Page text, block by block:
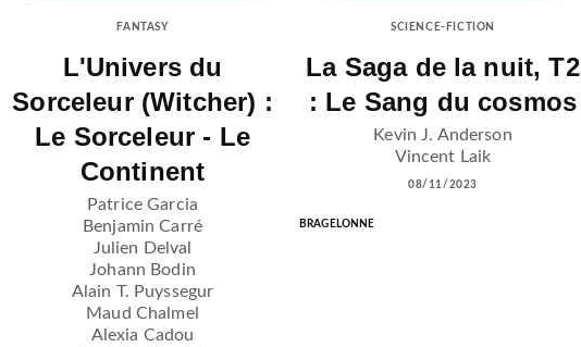
FANTASY
L'Univers du
Sorceleur (Witcher) :
Le Sorceleur - Le
Continent
Patrice Garcia
Benjamin Carré
Julien Delval
Johann Bodin
Alain T. Puyssegur
Maud Chalmel
Alexia Cadou
SCIENCE-FICTION
La Saga de la nuit, T2
: Le Sang du cosmos
Kevin J. Anderson
Vincent Laik
08/11/2023
BRAGELONNE